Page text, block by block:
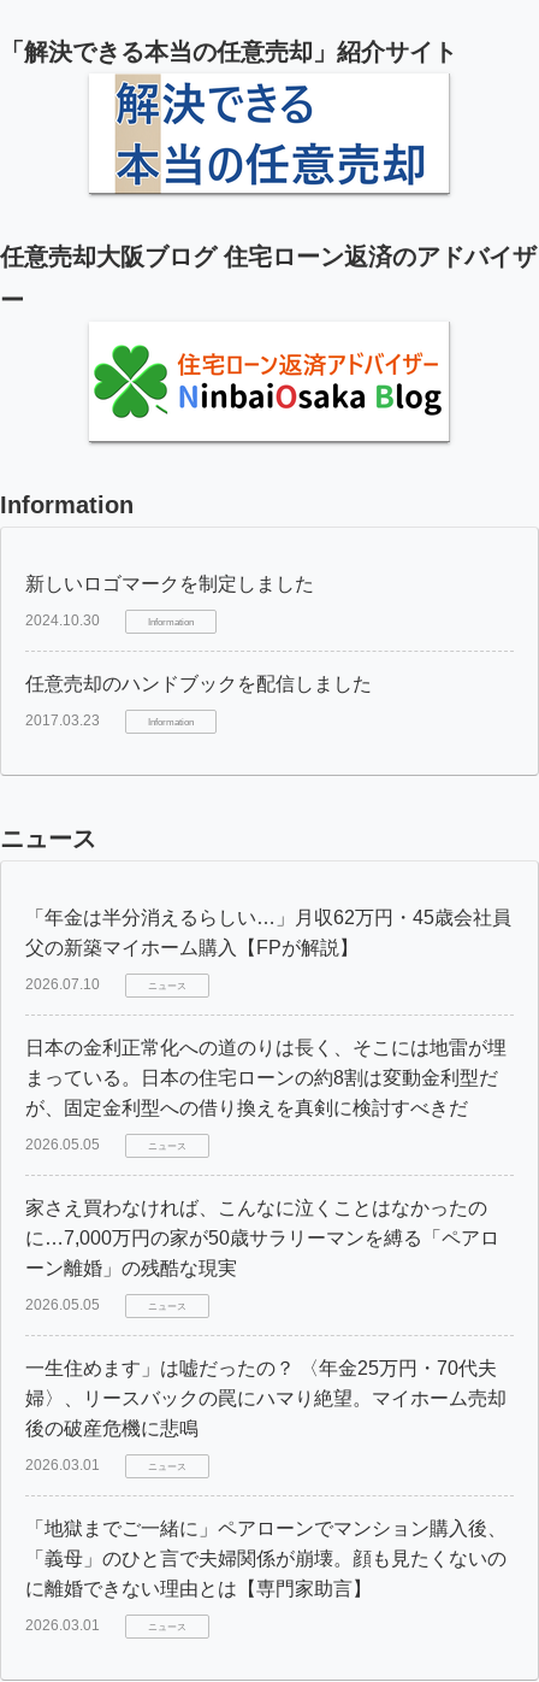
「解決できる本当の任意売却」紹介サイト
任意売却大阪ブログ 住宅ローン返済のアドバイザ
ー
Information
新しいロゴマークを制定しました
2024.10.30 Information
任意売却のハンドブックを配信しました
2017.03.23 Information
ニュース
「年金は半分消えるらしい…」月収62万円・45歳会社員
父の新築マイホーム購入【FPが解説】
2026.07.10 ニュース
日本の金利正常化への道のりは長く、そこには地雷が埋
まっている。日本の住宅ローンの約8割は変動金利型だ
が、固定金利型への借り換えを真剣に検討すべきだ
2026.05.05 ニュース
家さえ買わなければ、こんなに泣くことはなかったの
に…7,000万円の家が50歳サラリーマンを縛る「ペアロ
ーン離婚」の残酷な現実
2026.05.05 ニュース
一生住めます」は嘘だったの？ 〈年金25万円・70代夫
婦〉、リースバックの罠にハマり絶望。マイホーム売却
後の破産危機に悲鳴
2026.03.01 ニュース
「地獄までご一緒に」ペアローンでマンション購入後、
「義母」のひと言で夫婦関係が崩壊。顔も見たくないの
に離婚できない理由とは【専門家助言】
2026.03.01 ニュース